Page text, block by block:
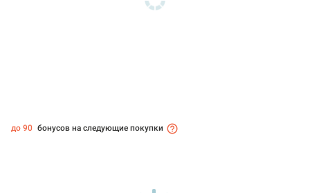
до 90 бонусов на следующие покупки